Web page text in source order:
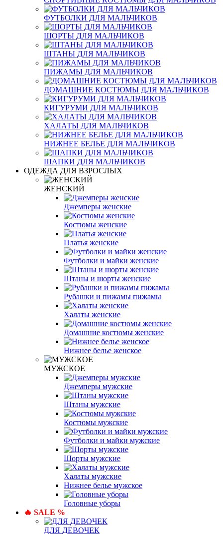
ФУТБОЛКИ ДЛЯ МАЛЬЧИКОВ
ШОРТЫ ДЛЯ МАЛЬЧИКОВ
ШТАНЫ ДЛЯ МАЛЬЧИКОВ
ПИЖАМЫ ДЛЯ МАЛЬЧИКОВ
ДОМАШНИЕ КОСТЮМЫ ДЛЯ МАЛЬЧИКОВ
КИГУРУМИ ДЛЯ МАЛЬЧИКОВ
ХАЛАТЫ ДЛЯ МАЛЬЧИКОВ
НИЖНЕЕ БЕЛЬЕ ДЛЯ МАЛЬЧИКОВ
ШАПКИ ДЛЯ МАЛЬЧИКОВ
ОДЕЖДА ДЛЯ ВЗРОСЛЫХ
ЖЕНСКИЙ
Джемперы женские
Костюмы женские
Платья женские
Футболки и майки женские
Штаны и шорты женские
Рубашки и пижамы пижамы
Халаты женские
Домашние костюмы женские
Нижнее белье женское
МУЖСКОЕ
Джемперы мужские
Штаны мужские
Костюмы мужские
Футболки и майки мужские
Шорты мужские
Халаты мужские
Нижнее белье мужское
Головные уборы
🔥 SALE %
ДЛЯ ДЕВОЧЕК